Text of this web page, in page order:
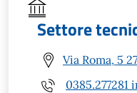
Settore
Via Roma, 5
0385.277281